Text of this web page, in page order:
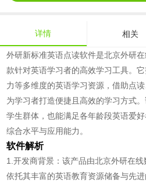
详情 相关
外研新标准英语点读软件是北京外研
款针对英语学习者的高效学习工具。
力等多维度的英语学习资源，借助点
为学习者打造便捷且高效的学习方式
学生群体，也能满足各年龄段英语爱
综合水平与应用能力。
软件解析
1.开发商背景：该产品由北京外研在线
依托其丰富的英语教育资源储备与先进